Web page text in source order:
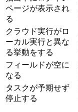
ページが表示され
る
クラウド実行がロ
ーカル実行と異な
る挙動をする
フィールドが空に
なる
タスクが予期せず
停止する